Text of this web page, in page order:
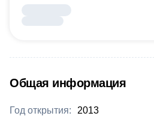
Общая информация
Год открытия:
2013